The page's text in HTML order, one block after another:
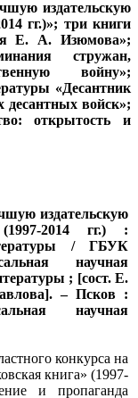
издательскую
гг.)»; три книги
Е. А. Изюмова»;
стружан,
войну»;
«Десантник
войск»;
открытость и
издательскую
2014 гг.) :
/ ГБУК
научная
; [сост. Е.
– Псков :
научная
конкурса на
книга» (1997-
и пропаганда